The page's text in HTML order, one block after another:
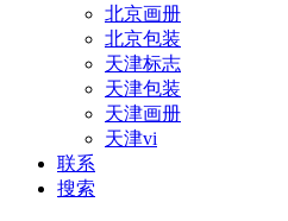
北京画册
北京包装
天津标志
天津包装
天津画册
天津vi
联系
搜索